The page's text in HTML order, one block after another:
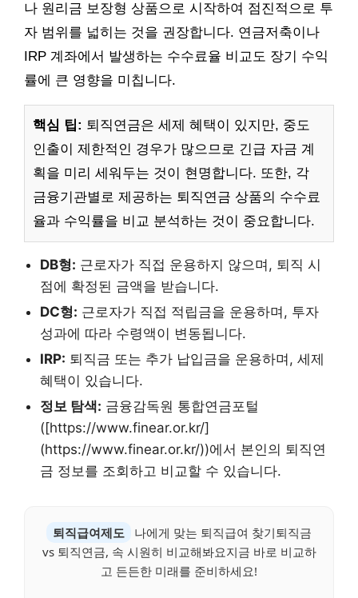
나 원리금 보장형 상품으로 시작하여 점진적으로 투
자 범위를 넓히는 것을 권장합니다. 연금저축이나
IRP 계좌에서 발생하는 수수료율 비교도 장기 수익
률에 큰 영향을 미칩니다.
핵심 팁: 퇴직연금은 세제 혜택이 있지만, 중도
인출이 제한적인 경우가 많으므로 긴급 자금 계
획을 미리 세워두는 것이 현명합니다. 또한, 각
금융기관별로 제공하는 퇴직연금 상품의 수수료
율과 수익률을 비교 분석하는 것이 중요합니다.
DB형: 근로자가 직접 운용하지 않으며, 퇴직 시
점에 확정된 금액을 받습니다.
DC형: 근로자가 직접 적립금을 운용하며, 투자
성과에 따라 수령액이 변동됩니다.
IRP: 퇴직금 또는 추가 납입금을 운용하며, 세제
혜택이 있습니다.
정보 탐색: 금융감독원 통합연금포털
([https://www.finear.or.kr/]
(https://www.finear.or.kr/))에서 본인의 퇴직연
금 정보를 조회하고 비교할 수 있습니다.
퇴직급여제도
나에게 맞는 퇴직급여 찾기퇴직금
vs 퇴직연금, 속 시원히 비교해봐요지금 바로 비교하
고 든든한 미래를 준비하세요!